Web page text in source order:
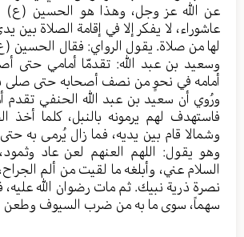
عن الله عز وجل، وهذا هو الحسين (ع)
عاشوراء، لا يفكر إلا في إقامة الصلاة بين
لها من صلاة. يقول الرواي: فقال الحسين
وسعيد بن عبد الله: تقدمّا أمامي حتى
أمامه في نحوٍ من نصف أصحابه حتى صلى
ورُوي أن سعيد بن عبد الله الحنفي تقدم
فاستهدف لهم يرمونه بالنبل، كلما أخذ
وشمالا قام بين يديه، فما زال يُرمى به
وهو يقول: اللهم العنهم لعن عاد
السلام عني، وأبلغه ما لقيت من ألم
نصرة ذرية نبيك. ثم مات رضوان الله عليه،
سهماً، سوى ما به من ضرب السيوف وطعن